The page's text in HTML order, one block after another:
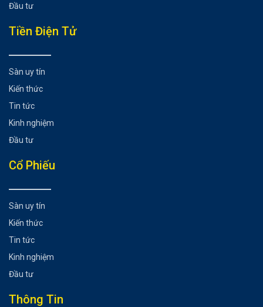
Đầu tư
Tiền Điện Tử
Sàn uy tín
Kiến thức
Tin tức
Kinh nghiệm
Đầu tư
Cổ Phiếu
Sàn uy tín
Kiến thức
Tin tức
Kinh nghiệm
Đầu tư
Thông Tin